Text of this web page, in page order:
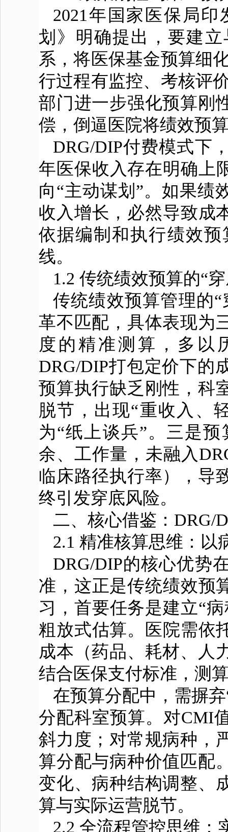
2021年国家医保局
划》明确提出，要建
系，将医保基金预算细
行过程有监控、考核评
部门进一步强化预算刚
偿，倒逼医院将绩效预
DRG/DIP付费模式下
年医保收入存在明确上
向“主动谋划”。如果绩
收入增长，必然导致成
依据编制和执行绩效
线。
1.2 传统绩效预算的“
传统绩效预算管理的
革不匹配，具体表现为
度的精准测算，多以
DRG/DIP打包定价下的
预算执行缺乏刚性，科
脱节，出现“重收入、
为“纸上谈兵”。三是
余、工作量，未融入
临床路径执行率），导
终引发穿底风险。
二、核心借鉴：DRG/
2.1 精准核算思维：以
DRG/DIP的核心优势
准，这正是传统绩效预
习，首要任务是建立“
粗放式估算。医院需依
成本（药品、耗材、人
结合医保支付标准，测
在预算分配中，需摒
分配科室预算。对CMI
斜力度；对常规病种，
算分配与病种价值匹配
变化、病种结构调整、
算与实际运营脱节。
2.2 全流程管控思维：